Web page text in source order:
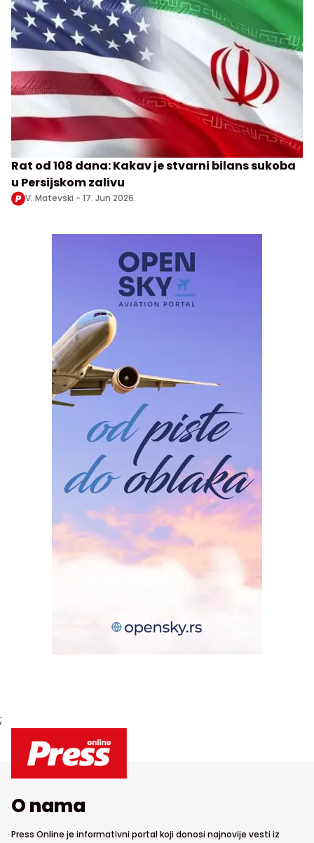
Rat od 108 dana: Kakav je stvarni bilans sukoba
u Persijskom zalivu
V. Matevski - 17. Jun 2026.
;
O nama
Press Online je informativni portal koji donosi najnovije vesti iz